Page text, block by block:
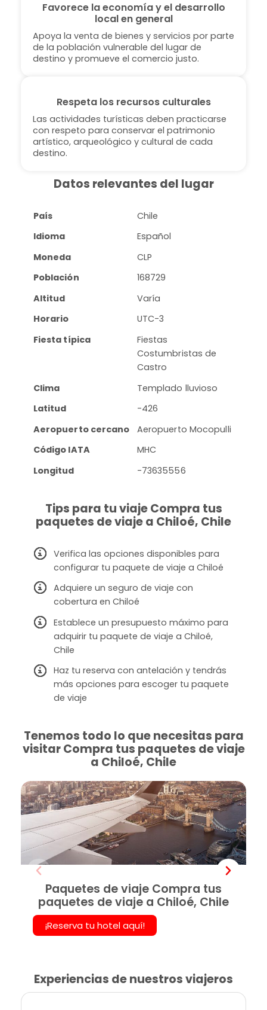
Favorece la economía y el desarrollo
local en general
Apoya la venta de bienes y servicios por parte
de la población vulnerable del lugar de
destino y promueve el comercio justo.
Respeta los recursos culturales
Las actividades turísticas deben practicarse
con respeto para conservar el patrimonio
artístico, arqueológico y cultural de cada
destino.
Datos relevantes del lugar
País
Chile
Idioma
Español
Moneda
CLP
Población
168729
Altitud
Varía
Horario
UTC-3
Fiesta típica
Fiestas
Costumbristas de
Castro
Clima
Templado lluvioso
Latitud
-426
Aeropuerto cercano
Aeropuerto Mocopulli
Código IATA
MHC
Longitud
-73635556
Tips para tu viaje Compra tus
paquetes de viaje a Chiloé, Chile
Verifica las opciones disponibles para
configurar tu paquete de viaje a Chiloé
Adquiere un seguro de viaje con
cobertura en Chiloé
Establece un presupuesto máximo para
adquirir tu paquete de viaje a Chiloé,
Chile
Haz tu reserva con antelación y tendrás
más opciones para escoger tu paquete
de viaje
Tenemos todo lo que necesitas para
visitar Compra tus paquetes de viaje
a Chiloé, Chile
Paquetes de viaje Compra tus
paquetes de viaje a Chiloé, Chile
¡Reserva tu hotel aquí!
Experiencias de nuestros viajeros